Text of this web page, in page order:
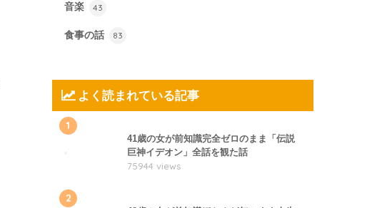
音楽 43
食事の話 83
よく読まれている記事
1
41歳の女が前知識完全ゼロのまま「伝説
巨神イデオン」全話を観た話
75944 views
2